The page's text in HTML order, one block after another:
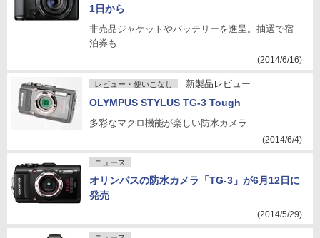
1日から
非売品ジャケットやバッテリーを進呈。抽選で宿
泊券も
(2014/6/16)
レビュー・使いこなし 新製品レビュー
OLYMPUS STYLUS TG-3 Tough
多彩なマクロ機能が楽しい防水カメラ
(2014/6/4)
ニュース
オリンパスの防水カメラ「TG-3」が6月12日に
発売
(2014/5/29)